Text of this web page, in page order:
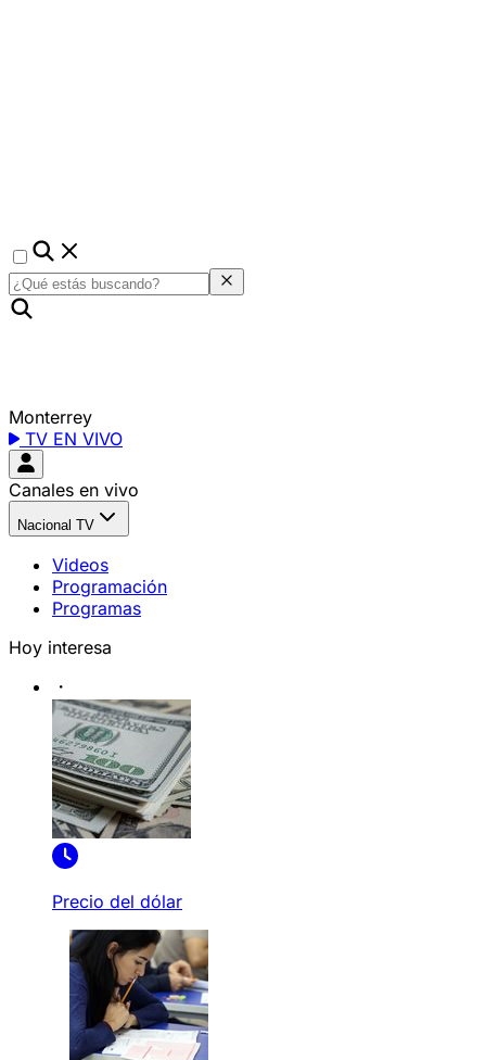
Monterrey
TV EN VIVO
Canales en vivo
Nacional TV
Videos
Programación
Programas
Hoy interesa
Precio del dólar